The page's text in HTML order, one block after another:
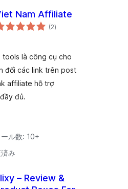
Nam Affiliate
(2個
の)
tools là công cụ cho
đổi các link trên post
affiliate hỗ trợ
đủ.
ル数: 10+
み
– Review &